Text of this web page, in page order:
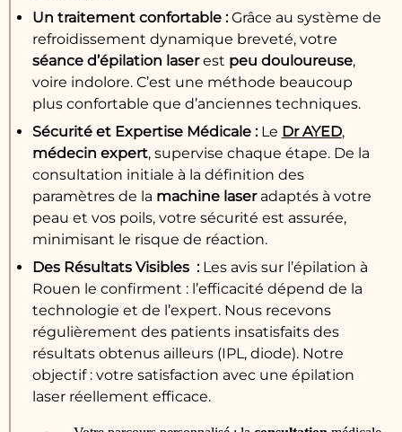
Un traitement confortable:Grâce au système de
refroidissement dynamique breveté, votre
séance d’épilation laserest peu douloureuse,
voire indolore. C’est une méthode beaucoup
plus confortable que d’anciennes techniques.
Sécuritéet Expertise Médicale:Le Dr AYED,
médecin expert, supervise chaque étape. De la
consultation initiale à la définition des
paramètres de la machine laseradaptés à votre
peau et vos poils, votre sécurité est assurée,
minimisant le risque de réaction.
Des RésultatsVisibles :Les avis sur l’épilation à
Rouen le confirment : l’efficacité dépend de la
technologie et de l’expert. Nous recevons
régulièrement des patients insatisfaits des
résultats obtenus ailleurs (IPL, diode). Notre
objectif : votre satisfaction avec une épilation
laser réellement efficace.